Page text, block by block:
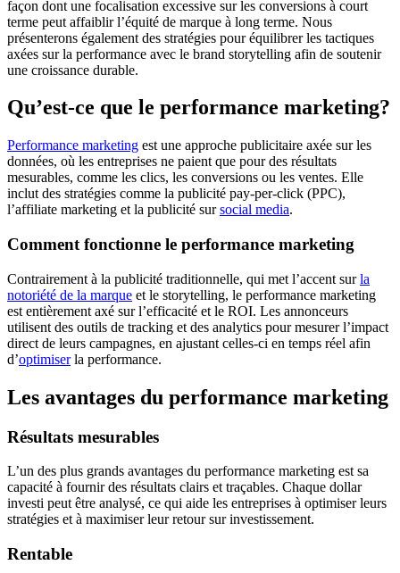
façon dont une focalisation excessive sur les conversions à court
terme peut affaiblir l’équité de marque à long terme. Nous
présenterons également des stratégies pour équilibrer les tactiques
axées sur la performance avec le brand storytelling afin de soutenir
une croissance durable.
Qu’est-ce que le performance marketing?
Performance marketing est une approche publicitaire axée sur les
données, où les entreprises ne paient que pour des résultats
mesurables, comme les clics, les conversions ou les ventes. Elle
inclut des stratégies comme la publicité pay-per-click (PPC),
l’affiliate marketing et la publicité sursocial media.
Comment fonctionne le performance marketing
Contrairement à la publicité traditionnelle, qui met l’accent surla
notoriété de la marque et le storytelling, le performance marketing
est entièrement axé sur l’efficacité et le ROI. Les annonceurs
utilisent des outils de tracking et des analytics pour mesurer l’impact
direct de leurs campagnes, en ajustant celles-ci en temps réel afin
d’optimiserla performance.
Les avantages du performance marketing
Résultats mesurables
L’un des plus grands avantages du performance marketing est sa
capacité à fournir des résultats clairs et traçables. Chaque dollar
investi peut être analysé, ce qui aide les entreprises à optimiser leurs
stratégies et à maximiser leur retour sur investissement.
Rentable